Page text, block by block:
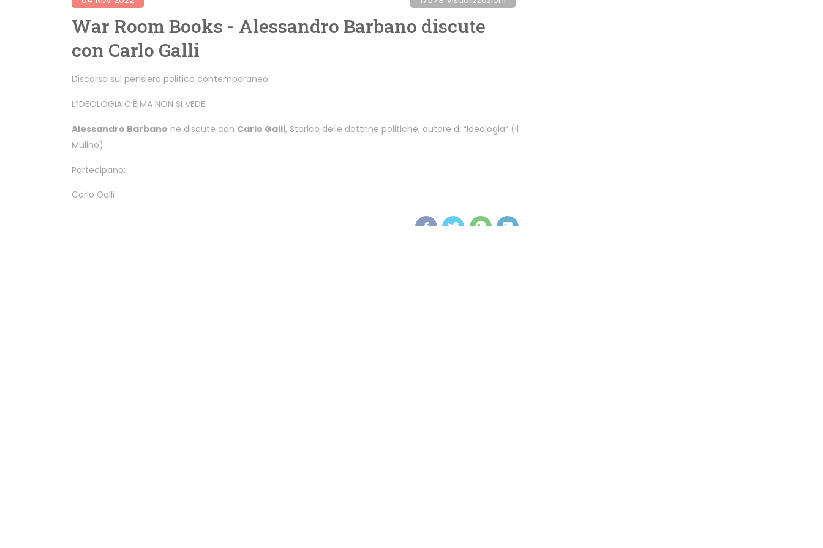
War Room Books - Alessandro Barbano discute
con Carlo Galli
Discorso sul pensiero politico contemporaneo
L’IDEOLOGIA C’È MA NON SI VEDE
Alessandro Barbano ne discute con Carlo Galli, Storico delle dottrine politiche, autore di “Ideologia” (Il
Mulino)
Partecipano:
Carlo Galli